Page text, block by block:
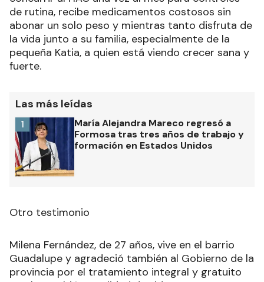
de rutina, recibe medicamentos costosos sin
abonar un solo peso y mientras tanto disfruta de
la vida junto a su familia, especialmente de la
pequeña Katia, a quien está viendo crecer sana y
fuerte.
Las más leídas
María Alejandra Mareco regresó a
Formosa tras tres años de trabajo y
formación en Estados Unidos
1
Otro testimonio
Milena Fernández, de 27 años, vive en el barrio
Guadalupe y agradeció también al Gobierno de la
provincia por el tratamiento integral y gratuito